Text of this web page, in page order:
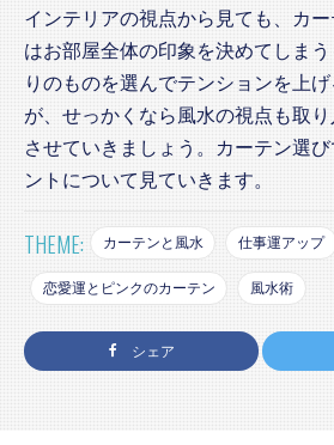
インテリアの視点から見ても、カ
はお部屋全体の印象を決めてしま
りのものを選んでテンションを上
が、せっかくなら風水の視点も取
させていきましょう。カーテン選
ントについて見ていきます。
THEME: カーテンと風水 仕事運アップ
恋愛運とピンクのカーテン 風水術
シェア